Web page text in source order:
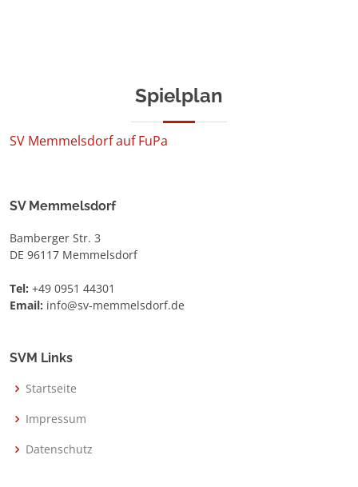
Spielplan
SV Memmelsdorf auf FuPa
SV Memmelsdorf
Bamberger Str. 3
DE 96117 Memmelsdorf
Tel: +49 0951 44301
Email: info@sv-memmelsdorf.de
SVM Links
Startseite
Impressum
Datenschutz